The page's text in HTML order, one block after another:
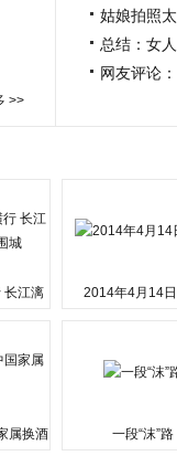
>>
姑娘拍照
总结：女
网友评论
长江漓
2014年4月14
属换酒
一段“沫”路